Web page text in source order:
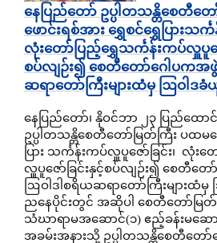
နေပြည်တော် ဥပ္ပါတသန္တိစေတီတ
ဖောင်းရစ်အား ရွှေစင်ရွှေပြားသင်္
လုံးတော်ပြည့်ရွှေသင်္ကန်းကပ်လှူပူဇ
စပ်လျဉ်း၍ စေတီတော်ဂေါပက
ဆရာတော်ကြီးများထံမှ ဩဝါဒခံ
နေပြည်တော်၊ နိုဝင်ဘာ ၂၃ ပြည်ထော
ဥပ္ပါတသန္တိစေတီတော်မြတ်ကြီး ပထမဖ
ပြား သင်္ကန်းကပ်လှူပူဇော်ခြင်း၊ လုံး
လှူပူဇော်ခြင်းနှင့်စပ်လျဉ်း၍ စေတီတ
ဩဝါဒါစရိယဆရာတော်ကြီးများ
ညနေပိုင်းတွင် အဆိုပါ စေတီတော်မြ
သံဃာရာမအဆောင်(၁) ဧည့်ခန်းမဆေ
အခမ်းအနားသို့ ဥပ္ပါတသန္တိစေတီတေ